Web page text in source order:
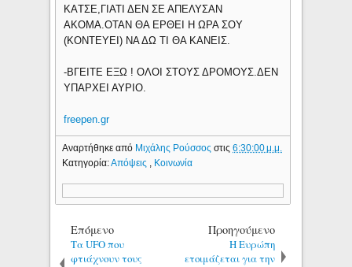
KAΤΣΕ,ΓΙΑΤΙ ΔΕΝ ΣΕ ΑΠΕΛΥΣΑΝ
ΑΚΟΜΑ.ΟΤΑΝ ΘΑ ΕΡΘΕΙ Η ΩΡΑ ΣΟΥ
(ΚΟΝΤΕΥΕΙ) ΝΑ ΔΩ ΤΙ ΘΑ ΚΑΝΕΙΣ.
-ΒΓΕΙΤΕ ΕΞΩ ! ΟΛΟΙ ΣΤΟΥΣ ΔΡΟΜΟΥΣ.ΔΕΝ
ΥΠΑΡΧΕΙ ΑΥΡΙΟ.
freepen.gr
Αναρτήθηκε από Μιχάλης Ρούσσοςστις6:30:00 μ.μ.
Κατηγορία:Απόψεις Κοινωνία
Επόμενο
Τα UFO που
φτιάχνουν τους
Προηγούμενο
Η Ευρώπη
ετοιμάζεται για την